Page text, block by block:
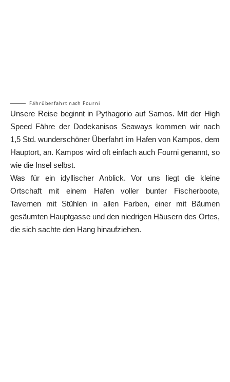
Fährüberfahrt nach Fourni
Unsere Reise beginnt in Pythagorio auf Samos. Mit der High
Speed Fähre der Dodekanisos Seaways kommen wir nach
1,5 Std. wunderschöner Überfahrt im Hafen von Kampos, dem
Hauptort, an. Kampos wird oft einfach auch Fourni genannt, so
wie die Insel selbst.
Was für ein idyllischer Anblick. Vor uns liegt die kleine
Ortschaft mit einem Hafen voller bunter Fischerboote,
Tavernen mit Stühlen in allen Farben, einer mit Bäumen
gesäumten Hauptgasse und den niedrigen Häusern des Ortes,
die sich sachte den Hang hinaufziehen.